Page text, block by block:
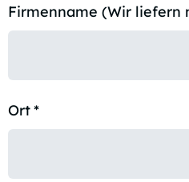
Firmenname (Wir liefern
Ort*